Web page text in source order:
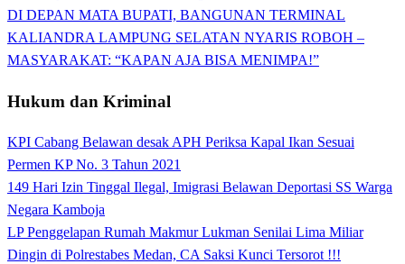
DI DEPAN MATA BUPATI, BANGUNAN TERMINAL
KALIANDRA LAMPUNG SELATAN NYARIS ROBOH –
MASYARAKAT: “KAPAN AJA BISA MENIMPA!”
Hukum dan Kriminal
KPI Cabang Belawan desak APH Periksa Kapal Ikan Sesuai
Permen KP No. 3 Tahun 2021
149 Hari Izin Tinggal Ilegal, Imigrasi Belawan Deportasi SS Warga
Negara Kamboja
LP Penggelapan Rumah Makmur Lukman Senilai Lima Miliar
Dingin di Polrestabes Medan, CA Saksi Kunci Tersorot !!!